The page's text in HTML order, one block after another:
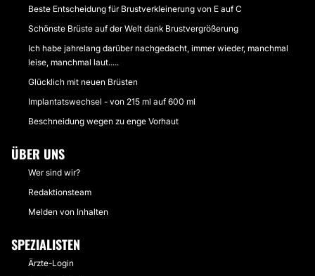
Beste Entscheidung für Brustverkleinerung von E auf C
Schönste Brüste auf der Welt dank Brustvergrößerung
Ich habe jahrelang darüber nachgedacht, immer wieder, manchmal
leise, manchmal laut.....
Glücklich mit neuen Brüsten
Implantatswechsel - von 215 ml auf 600 ml
Beschneidung wegen zu enge Vorhaut
ÜBER UNS
Wer sind wir?
Redaktionsteam
Melden von Inhalten
SPEZIALISTEN
Ärzte-Login